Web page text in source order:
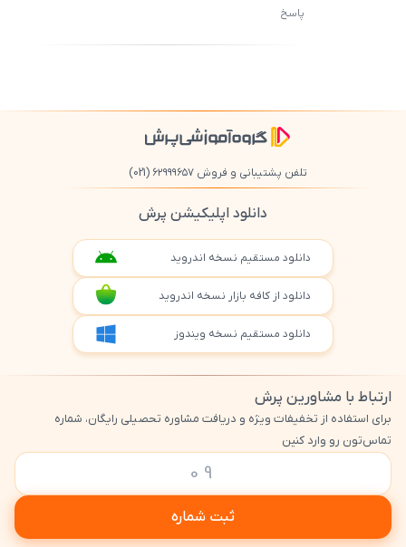
پاسخ
تلفن پشتیبانی و فروش ۶۲۹۹۹۶۵۷ (021)
دانلود اپلیکیشن پرش
دانلود مستقیم نسخه اندروید
دانلود از کافه بازار نسخه اندروید
دانلود مستقیم نسخه ویندوز
ارتباط با مشاورین پرش
برای استفاده از تخفیفات ویژه و دریافت مشاوره تحصیلی رایگان، شماره
تماس‌تون رو وارد کنین
ثبت شماره